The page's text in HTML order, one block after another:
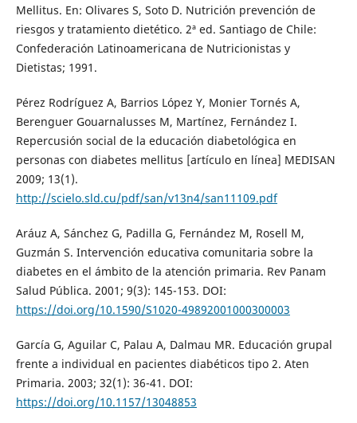
Mellitus. En: Olivares S, Soto D. Nutrición prevención de
riesgos y tratamiento dietético. 2ª ed. Santiago de Chile:
Confederación Latinoamericana de Nutricionistas y
Dietistas; 1991.
Pérez Rodríguez A, Barrios López Y, Monier Tornés A,
Berenguer Gouarnalusses M, Martínez, Fernández I.
Repercusión social de la educación diabetológica en
personas con diabetes mellitus [artículo en línea] MEDISAN
2009; 13(1).
http://scielo.sld.cu/pdf/san/v13n4/san11109.pdf
Aráuz A, Sánchez G, Padilla G, Fernández M, Rosell M,
Guzmán S. Intervención educativa comunitaria sobre la
diabetes en el ámbito de la atención primaria. Rev Panam
Salud Pública. 2001; 9(3): 145-153. DOI:
https://doi.org/10.1590/S1020-49892001000300003
García G, Aguilar C, Palau A, Dalmau MR. Educación grupal
frente a individual en pacientes diabéticos tipo 2. Aten
Primaria. 2003; 32(1): 36-41. DOI:
https://doi.org/10.1157/13048853